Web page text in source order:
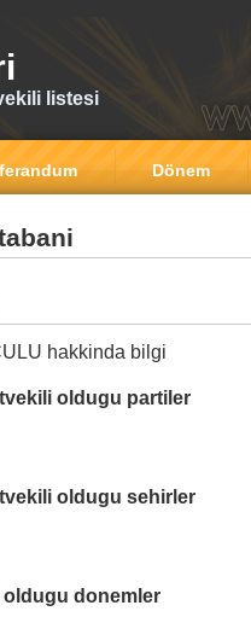
listesi
Dönem
hakkinda bilgi
oldugu partiler
oldugu sehirler
oldugu donemler